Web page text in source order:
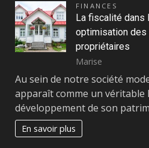
FINANCES
La fiscalité dans
optimisation
propriétaires
Marise
Au sein de notre société
apparaît comme un véritable
développement de son
En savoir plus